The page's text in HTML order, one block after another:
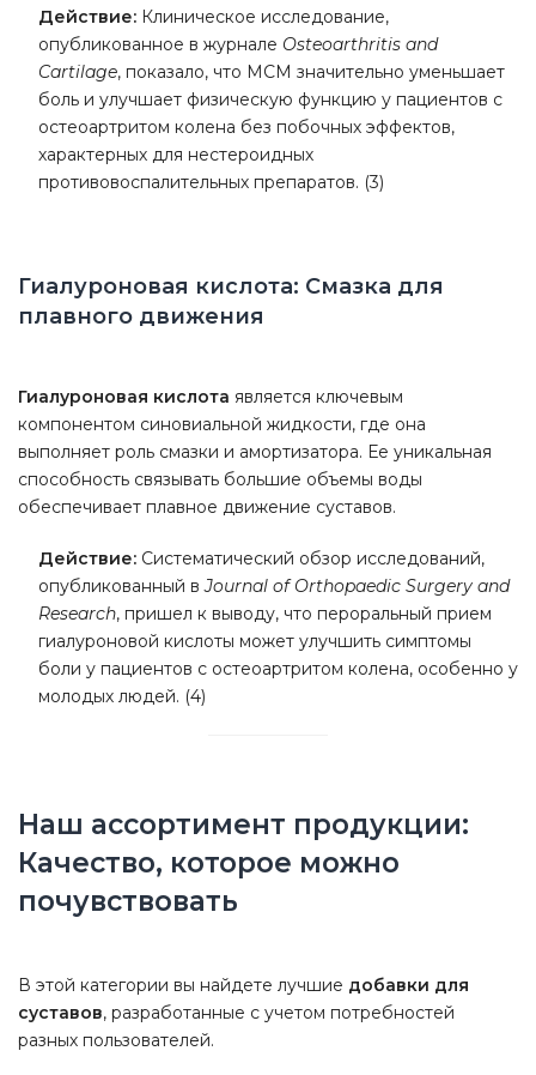
Действие: Клиническое исследование,
опубликованное в журнале Osteoarthritis and
Cartilage, показало, что МСМ значительно уменьшает
боль и улучшает физическую функцию у пациентов с
остеоартритом колена без побочных эффектов,
характерных для нестероидных
противовоспалительных препаратов. (3)
Гиалуроновая кислота: Смазка для
плавного движения
Гиалуроновая кислота является ключевым
компонентом синовиальной жидкости, где она
выполняет роль смазки и амортизатора. Ее уникальная
способность связывать большие объемы воды
обеспечивает плавное движение суставов.
Действие: Систематический обзор исследований,
опубликованный вJournal of Orthopaedic Surgery and
Research, пришел к выводу, что пероральный прием
гиалуроновой кислоты может улучшить симптомы
боли у пациентов с остеоартритом колена, особенно у
молодых людей. (4)
Наш ассортимент продукции:
Качество, которое можно
почувствовать
В этой категории вы найдете лучшие добавки для
суставов, разработанные с учетом потребностей
разных пользователей.